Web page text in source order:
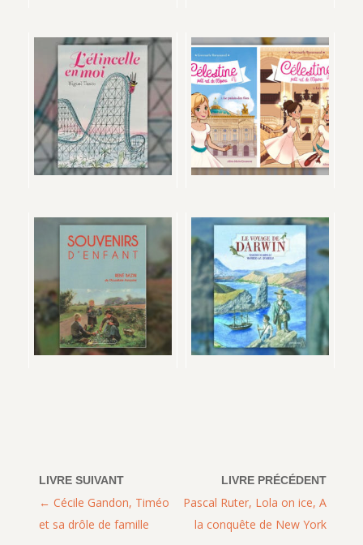
Pascal Ruter, Lola on ice, A
la conquête de New York
Cécile Gandon, Timéo
et sa drôle de famille